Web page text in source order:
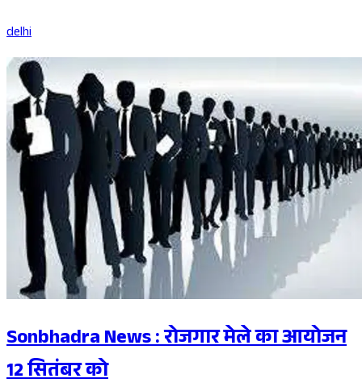
delhi
Sonbhadra News : रोजगार मेले का आयोजन
12 सितंबर को